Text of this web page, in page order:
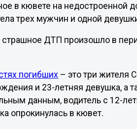
в кювете на недостроенной
трех мужчин и одной
ДТП произошло в
погибших – это три жителя
и 23-летняя девушка, а
данным, водитель с 12-
опрокинулась в кювет.